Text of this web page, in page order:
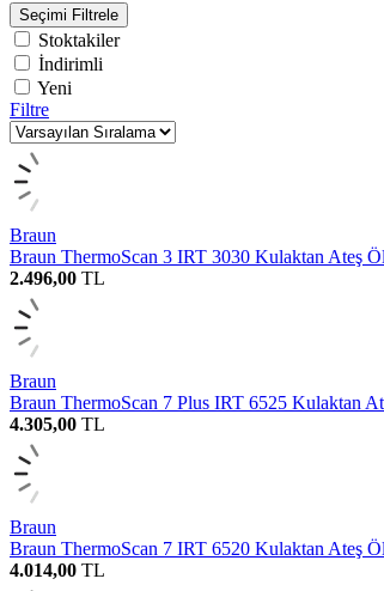
Seçimi Filtrele
Stoktakiler
İndirimli
Yeni
Filtre
Braun
Braun ThermoScan 3 IRT 3030 Kulaktan Ateş
2.496,00 TL
Braun
Braun ThermoScan 7 Plus IRT 6525 Kulaktan
4.305,00 TL
Braun
Braun ThermoScan 7 IRT 6520 Kulaktan Ateş
4.014,00 TL